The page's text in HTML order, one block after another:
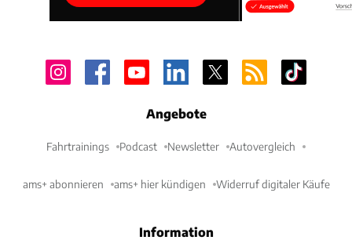
Beim Fahrverhalten gleitet die S-Klasse dank
serienmäßiger Hinterradlenkung souverän über den
Asphalt – Komfort auf höchstem Niveau.
Angebote
Fahrtrainings Podcast Newsletter Autovergleich
ams+ abonnieren ams+ hier kündigen Widerruf digitaler Käufe
Information